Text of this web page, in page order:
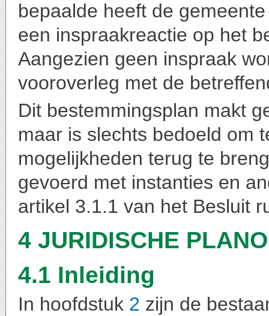
bepaalde heeft de
een inspraakreactie op het
Aangezien geen inspraak
vooroverleg met de
Dit bestemmingsplan makt
maar is slechts bedoeld om
mogelijkheden terug te
gevoerd met instanties en
artikel 3.1.1 van het Besluit
4 JURIDISCHE
4.1 Inleiding
In hoofdstuk 2 zijn de